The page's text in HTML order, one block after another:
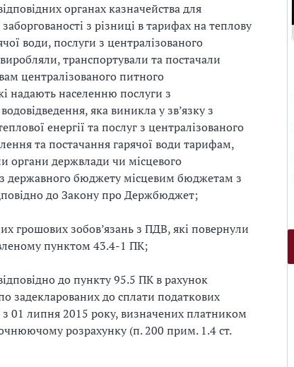
органах казначейства для
з різниці в тарифах на теплову
води, послуги з централізованого
транспортували та постачали
централізованого питного
надають населенню послуги з
яка виникла у зв’язку з
енергії та послуг з централізованого
та постачання гарячої води тарифам,
органи держвлади чи місцевого
з державного бюджету місцевим бюджетам з
до Закону про Держбюджет;
грошових зобов’язань з ПДВ, які повернули
пунктом 43.4-1 ПК;
до пункту 95.5 ПК в рахунок
задекларованих до сплати податкових
01 липня 2015 року, визначених платником
розрахунку (п. 200 прим. 1.4 ст.